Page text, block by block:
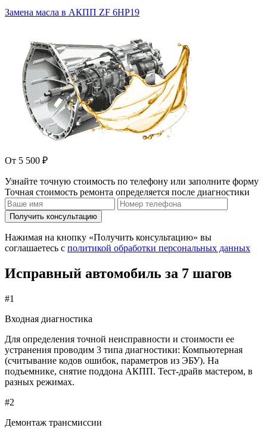
Замена масла в АКПП ZF 6HP19
От 5 500 ₽
Узнайте точную стоимость по телефону или заполните форму
Точная стоимость ремонта определяется после диагностики
Получить консультацию
Нажимая на кнопку «Получить консультацию» вы
соглашаетесь с политикой обработки персональных данных
Исправный автомобиль за 7 шагов
#1
Входная диагностика
Для определения точной неисправности и стоимости ее
устранения проводим 3 типа диагностики: Компьютерная
(считывание кодов ошибок, параметров из ЭБУ). На
подъемнике, снятие поддона АКПП. Тест-драйв мастером, в
разных режимах.
#2
Демонтаж трансмиссии